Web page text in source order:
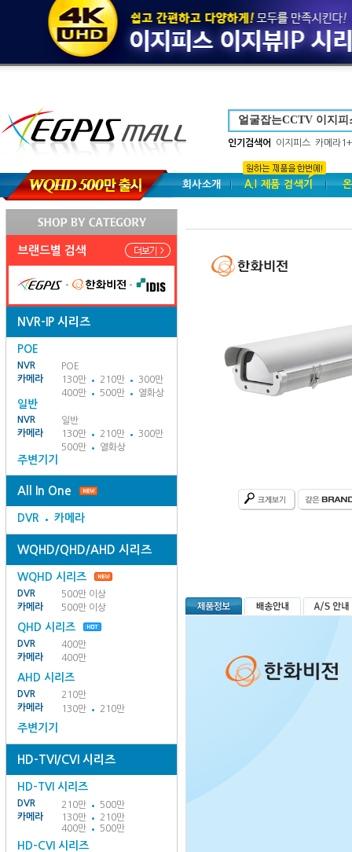
인기검색어 이지피스 카메라
회사소개 A.I 제품 검색기
브랜드별 검색
NVR-IP 시리즈
POE
NVR
POE
카메라
130만 210만
300만
400만
500만 열화상
일반
NVR
일반
카메라
130만 210만
300만
500만
열화상
주변기기
All In One
DVR 카메라
WQHD/QHD/AHD 시리즈
WQHD 시리즈
DVR
500만 이상
카메라
500만 이상
QHD 시리즈
DVR
400만
카메라
400만
AHD 시리즈
DVR
210만
카메라
130만 210만
주변기기
HD-TVI/CVI 시리즈
HD-TVI 시리즈
DVR 210만
500만
카메라
130만
210만
400만
500만
HD-CVI 시리즈